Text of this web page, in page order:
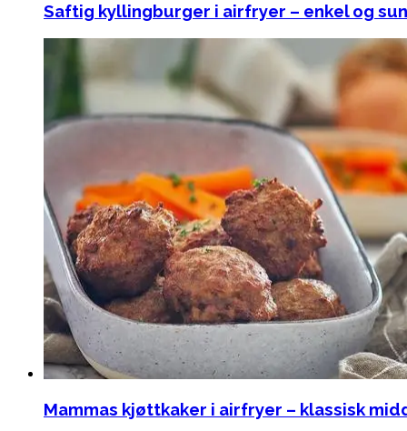
Saftig kyllingburger i airfryer – enkel og
Mammas kjøttkaker i airfryer – klassisk